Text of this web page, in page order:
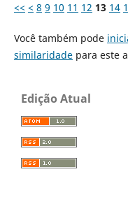
<< < 8 9 10 11 12 13 14
Você também pode
similaridadepara este
Edição Atual